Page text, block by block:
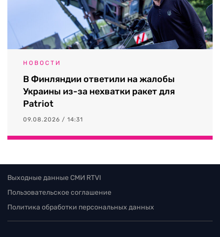
НОВОСТИ
В Финляндии ответили на жалобы
Украины из-за нехватки ракет для
Patriot
09.08.2026 / 14:31
Выходные данные СМИ RTVI
Пользовательское соглашение
Политика обработки персональных данных